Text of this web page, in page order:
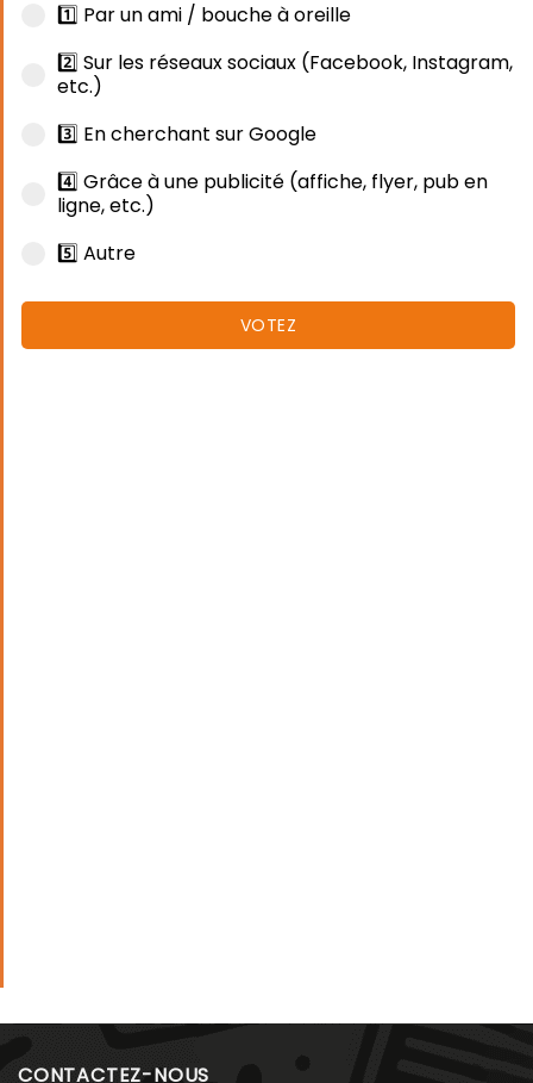
1️⃣ Par un ami / bouche à oreille
2️⃣ Sur les réseaux sociaux (Facebook, Instagram,
etc.)
3️⃣ En cherchant sur Google
4️⃣ Grâce à une publicité (affiche, flyer, pub en
ligne, etc.)
5️⃣ Autre
VOTEZ
CONTACTEZ-NOUS